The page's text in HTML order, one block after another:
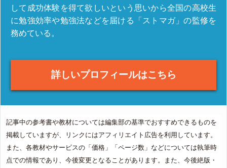
して成功体験を得て欲しいという思いから全国の高校生
に勉強効率や勉強法などを届ける「ストマガ」の監修を
務めている。
詳しいプロフィールはこちら
記事中の参考書や教材については編集部の基準でおすすめできるものを
掲載していますが、リンクにはアフィリエイト広告を利用しています。
また、各教材やサービスの「価格」「ページ数」などについては執筆時
点での情報であり、今後変更となることがあります。また、今後絶版・